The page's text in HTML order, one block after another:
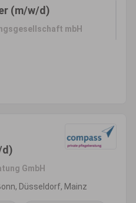
(m/w/d)
mbH
GmbH
Düsseldorf, Mainz